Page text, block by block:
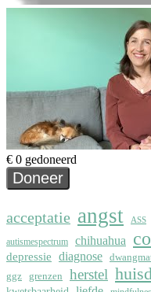
acceptatie angst ASS
autismespectrum chihuahua
depressie diagnose
ggz grenzen herstel